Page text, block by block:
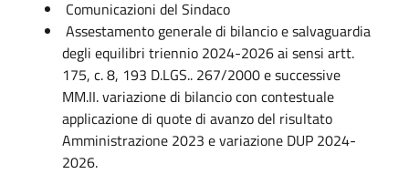
Comunicazioni del Sindaco
Assestamento generale di bilancio e salvaguardia
degli equilibri triennio 2024-2026 ai sensi artt.
175, c. 8, 193 D.LGS.. 267/2000 e successive
MM.II. variazione di bilancio con contestuale
applicazione di quote di avanzo del risultato
Amministrazione 2023 e variazione DUP 2024-
2026.